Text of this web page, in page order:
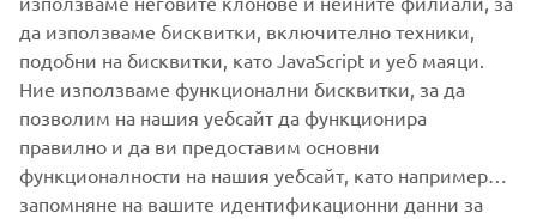
1/2
ОФИЦИАЛЕН УЕБСАЙТ НА SEA WATER
да използваме бисквитки, включително техники,
подобни на бисквитки, като JavaScript и уеб маяци.
Ние използваме функционални бисквитки, за да
позволим на нашия уебсайт да функционира
правилно и да ви предоставим основни
функционалности на нашия уебсайт, като например
запомняне на вашите идентификационни данни за